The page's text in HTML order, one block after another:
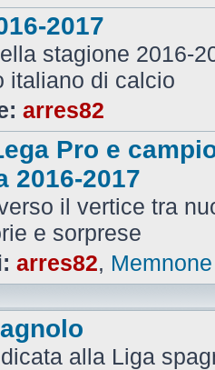
2017
stagione 2016-
italiano di calcio
arres82
Pro e
2016-2017
il vertice tra
e sorprese
arres82, Memnone
alla Liga